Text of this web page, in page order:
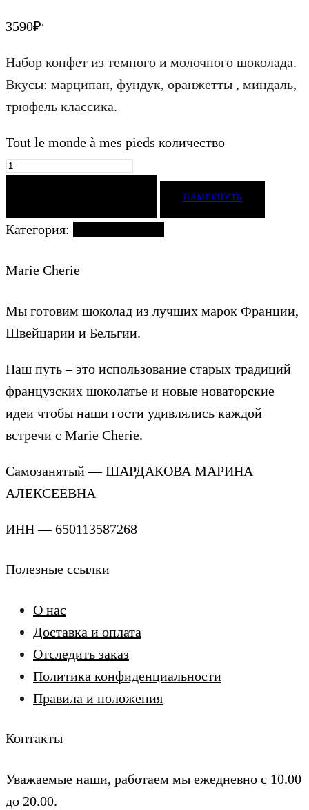
3590₽.
Набор конфет из темного и молочного шоколада.
Вкусы: марципан, фундук, оранжетты , миндаль,
трюфель классика.
Tout le monde à mes pieds количество
НАМЕКНУТЬ
Категория:
Marie Cherie
Мы готовим шоколад из лучших марок Франции,
Швейцарии и Бельгии.
Наш путь – это использование старых традиций
французских шоколатье и новые новаторские
идеи чтобы наши гости удивлялись каждой
встречи с Marie Cherie.
Самозанятый — ШАРДАКОВА МАРИНА
АЛЕКСЕЕВНА
ИНН — 650113587268
Полезные ссылки
О нас
Доставка и оплата
Отследить заказ
Политика конфиденциальности
Правила и положения
Контакты
Уважаемые наши, работаем мы ежедневно с 10.00
до 20.00.